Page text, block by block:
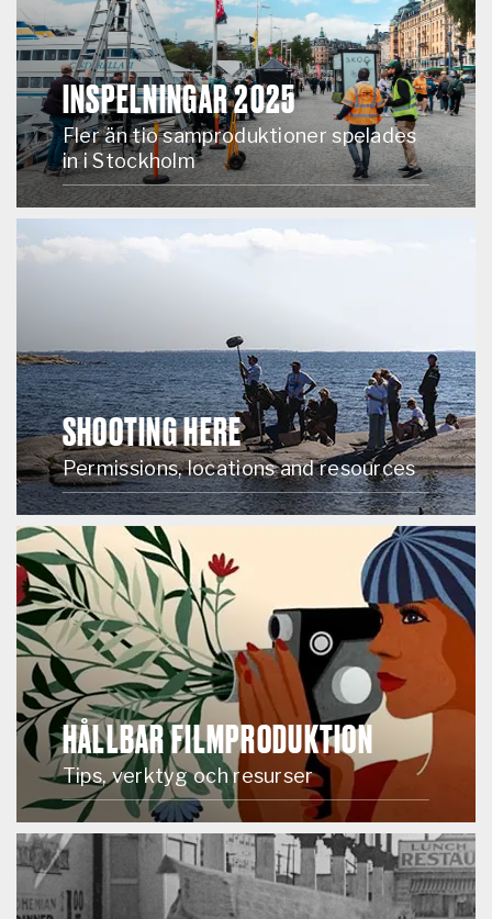
INSPELNINGAR 2025
Fler än tio samproduktioner spelades
in i Stockholm
SHOOTING HERE
Permissions, locations and resources
HÅLLBAR FILMPRODUKTION
Tips, verktyg och resurser